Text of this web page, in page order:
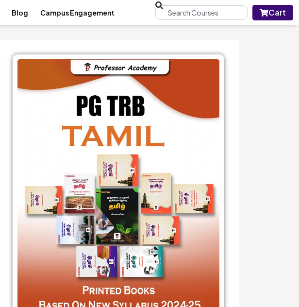
Blog Campus Engagement Cart